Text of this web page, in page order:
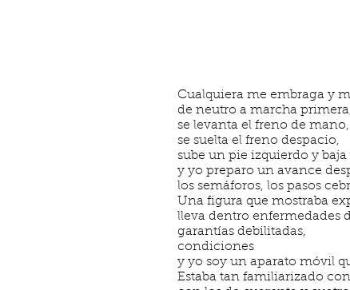
Cualquiera me embraga y
de neutro a marcha
se levanta el freno de mano,
se suelta el freno despacio,
sube un pie izquierdo y
y yo preparo un avance
los semáforos, los pasos
Una figura que mostraba
lleva dentro enfermedades
garantías debilitadas,
condiciones
y yo soy un aparato móvil
Estaba tan familiarizado